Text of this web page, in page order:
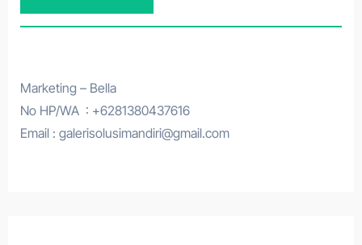
Marketing – Bella
No HP/WA : +6281380437616
Email : galerisolusimandiri@gmail.com